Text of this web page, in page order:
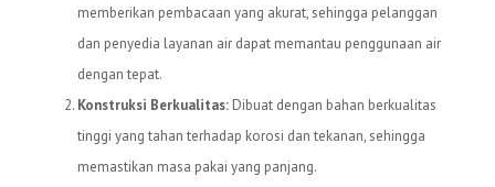
memberikan pembacaan yang akurat, sehingga pelanggan
dan penyedia layanan air dapat memantau penggunaan air
dengan tepat.
Konstruksi Berkualitas: Dibuat dengan bahan berkualitas
tinggi yang tahan terhadap korosi dan tekanan, sehingga
memastikan masa pakai yang panjang.